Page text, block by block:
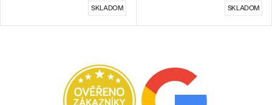
SKLADOM SKLADOM